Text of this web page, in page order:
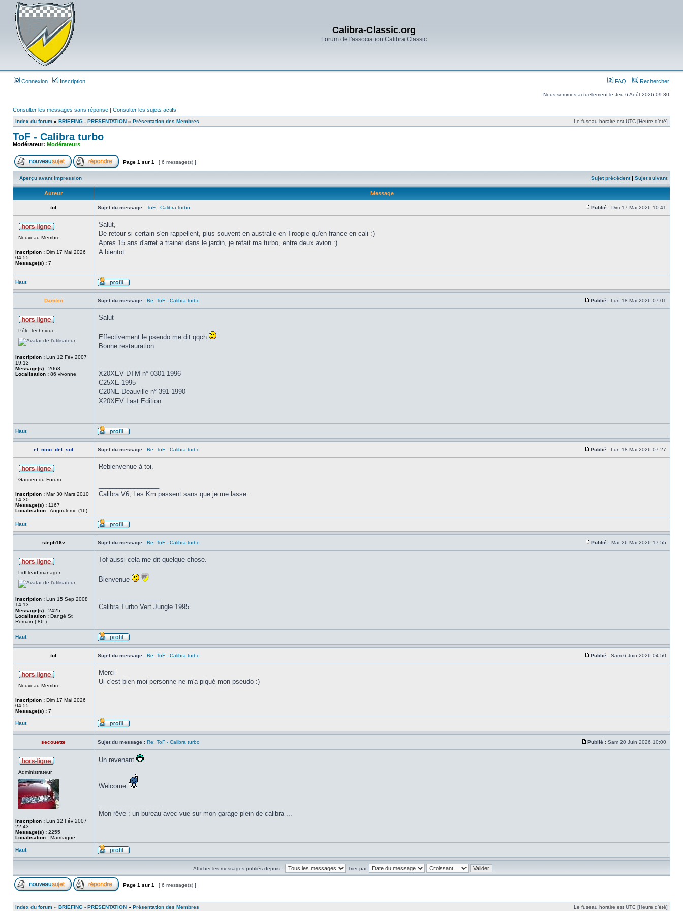
Calibra-Classic.org
Forum de l'association Calibra Classic
Connexion Inscription FAQ Rechercher
Nous sommes actuellement le Jeu 6 Août 2026 09:30
Consulter les messages sans réponse | Consulter les sujets actifs
Index du forum » BRIEFING - PRESENTATION » Présentation des Membres Le fuseau horaire est UTC [Heure d’été]
ToF - Calibra turbo
Modérateur: Modérateurs
Page 1 sur 1 [ 6 message(s) ]
Aperçu avant impression Sujet précédent| Sujet suivant
Auteur Message
tof Sujet du message : ToF - Calibra turbo Publié : Dim 17 Mai 2026 10:41
Nouveau Membre
Inscription : Dim 17 Mai 2026
04:55
Message(s) : 7
Salut,
De retour si certain s'en rappellent, plus souvent en australie en Troopie qu'en france en cali :)
Apres 15 ans d'arret a trainer dans le jardin, je refait ma turbo, entre deux avion :)
A bientot
Haut
Damien Sujet du message : Re: ToF - Calibra turbo Publié : Lun 18 Mai 2026 07:01
Pôle Technique
Inscription : Lun 12 Fév 2007
19:13
Message(s) : 2068
Localisation : 86 vivonne
Salut
Effectivement le pseudo me dit qqch
Bonne restauration
X20XEV DTM n° 0301 1996
C25XE 1995
C20NE Deauville n° 391 1990
X20XEV Last Edition
Haut
el_nino_del_sol Sujet du message : Re: ToF - Calibra turbo Publié : Lun 18 Mai 2026 07:27
Gardien du Forum
Inscription : Mar 30 Mars 2010
14:30
Message(s) : 1167
Localisation :Angouleme (16)
Rebienvenue à toi.
Calibra V6, Les Km passent sans que je me lasse...
Haut
steph16v Sujet du message : Re: ToF - Calibra turbo Publié : Mar 26 Mai 2026 17:55
Lidl lead manager
Inscription : Lun 15 Sep 2008
14:13
Message(s) : 2425
Localisation : Dangé St
Romain ( 86 )
Tof aussi cela me dit quelque-chose.
Bienvenue
Calibra Turbo Vert Jungle 1995
Haut
tof Sujet du message : Re: ToF - Calibra turbo Publié : Sam 6 Juin 2026 04:50
Nouveau Membre
Inscription : Dim 17 Mai 2026
04:55
Message(s) : 7
Merci
Ui c'est bien moi personne ne m'a piqué mon pseudo :)
Haut
secouette Sujet du message : Re: ToF - Calibra turbo Publié : Sam 20 Juin 2026 10:00
Administrateur
Inscription : Lun 12 Fév 2007
22:43
Message(s) : 2255
Localisation : Marmagne
Un revenant
Welcome
Mon rêve : un bureau avec vue sur mon garage plein de calibra ...
Haut
Afficher les messages publiés depuis : Trier par
Page 1 sur 1 [ 6 message(s) ]
Index du forum » BRIEFING - PRESENTATION » Présentation des Membres Le fuseau horaire est UTC [Heure d’été]